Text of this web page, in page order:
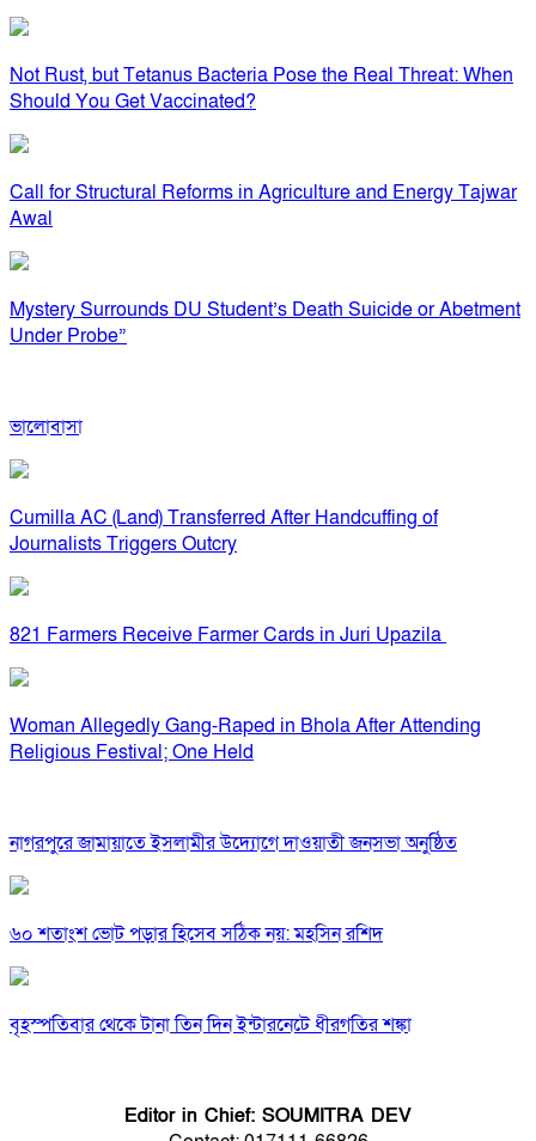
Not Rust, but Tetanus Bacteria Pose the Real Threat: When
Should You Get Vaccinated?
Call for Structural Reforms in Agriculture and Energy Tajwar
Awal
Mystery Surrounds DU Student’s Death Suicide or Abetment
Under Probe”
ভালোবাসা
Cumilla AC (Land) Transferred After Handcuffing of
Journalists Triggers Outcry
821 Farmers Receive Farmer Cards in Juri Upazila
Woman Allegedly Gang-Raped in Bhola After Attending
Religious Festival; One Held
নাগরপুরে জামায়াতে ইসলামীর উদ্যোগে দাওয়াতী জনসভা অনুষ্ঠিত
৬০ শতাংশ ভোট পড়ার হিসেব সঠিক নয়: মহসিন রশিদ
বৃহস্পতিবার থেকে টানা তিন দিন ইন্টারনেটে ধীরগতির শঙ্কা
Editor in Chief: SOUMITRA DEV